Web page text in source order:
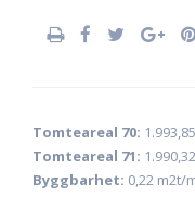
Tomteareal 70:
Tomteareal 71:
Byggbarhet: 0,22 m2t/